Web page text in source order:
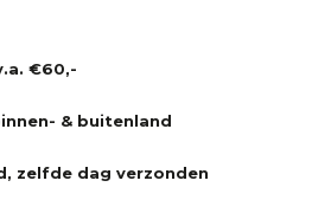
€60,-
& buitenland
zelfde dag verzonden